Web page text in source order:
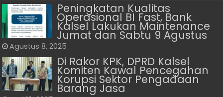
Peningkatan Kualitas
Operasional BI Fast, Bank
Kalsel Lakukan Maintenance
Jumat dan Sabtu 9 Agustus
Agustus 8, 2025
Di Rakor KPK, DPRD Kalsel
Komiten Kawal Pencegahan
Korupsi Sektor Pengadaan
Barang Jasa